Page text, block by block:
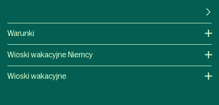
Warunki
Wioski wakacyjne Niemcy
Wioski wakacyjne